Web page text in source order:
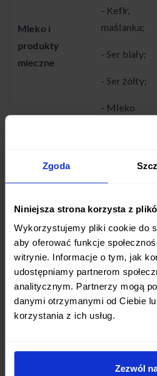
Zgoda
Niniejsza strona korzysta z
Wykorzystujemy pliki cookie do
aby oferować funkcje
witrynie. Informacje o tym, jak
udostępniamy partnerom
analitycznym. Partnerzy mogą
danymi otrzymanymi od Ciebie
korzystania z ich usług.
Zezwól
Mleko i
produkty
mleczne
- Kefir,
maślanka;
- Ser biały;
- Ser żółty;
- Mleko
proszku.